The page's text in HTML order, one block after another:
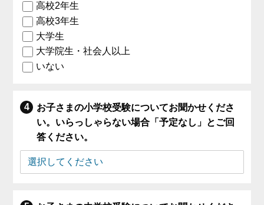
高校2年生
高校3年生
大学生
大学院生・社会人以上
いない
お子さまの小学校受験についてお聞かせくださ
い。いらっしゃらない場合「予定なし」とご回
答ください。